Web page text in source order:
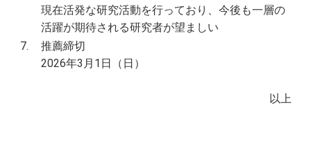
現在活発な研究活動を行っており、今後も一層の
活躍が期待される研究者が望ましい
7.
推薦締切
2026年3月1日（日）
以上